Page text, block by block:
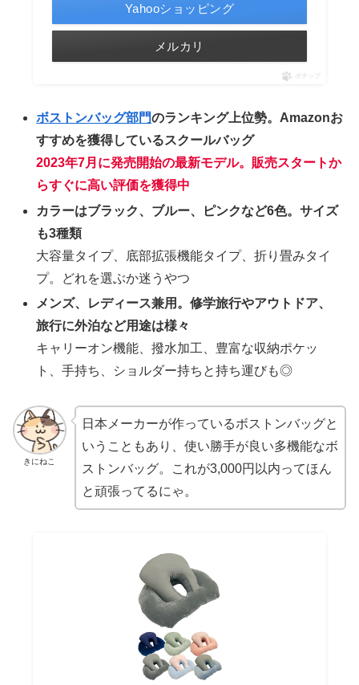
Yahooショッピング
メルカリ
ポチップ
ボストンバッグ部門のランキング上位勢。Amazonお
すすめを獲得しているスクールバッグ
2023年7月に発売開始の最新モデル。販売スタートか
らすぐに高い評価を獲得中
カラーはブラック、ブルー、ピンクなど6色。サイズ
も3種類
大容量タイプ、底部拡張機能タイプ、折り畳みタイ
プ。どれを選ぶか迷うやつ
メンズ、レディース兼用。修学旅行やアウトドア、
旅行に外泊など用途は様々
キャリーオン機能、撥水加工、豊富な収納ポケッ
ト、手持ち、ショルダー持ちと持ち運びも◎
きにねこ
日本メーカーが作っているボストンバッグと
いうこともあり、使い勝手が良い多機能なボ
ストンバッグ。これが3,000円以内ってほん
と頑張ってるにゃ。